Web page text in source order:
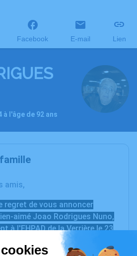
Facebook E-mail Lien
à l'âge de 92 ans
amis,
regret de vous annoncer
aimé Joao Rodrigues Nuno,
à l'EHPAD de la Verrière le 23
le deuil son épouse bien-
Da Silva Nuno, son fils